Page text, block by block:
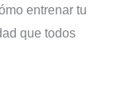
entrenar tu
que todos